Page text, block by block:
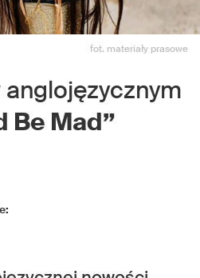
fot. materiały prasowe
anglojęzycznym
Be Mad”